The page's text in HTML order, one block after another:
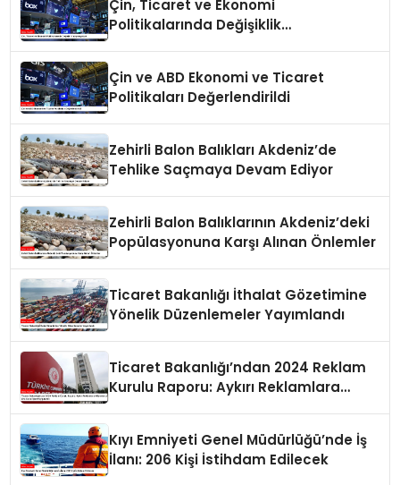
Çin, Ticaret ve Ekonomi
Politikalarında Değişiklik
Çin ve ABD Ekonomi ve Ticaret
Politikaları Değerlendirildi
Zehirli Balon Balıkları Akdeniz’de
Tehlike Saçmaya Devam Ediyor
Zehirli Balon Balıklarının Akdeniz’deki
Popülasyonuna Karşı Alınan Önlemler
Ticaret Bakanlığı İthalat Gözetimine
Yönelik Düzenlemeler Yayımlandı
Ticaret Bakanlığı’ndan 2024 Reklam
Kurulu Raporu: Aykırı Reklamlara
Kıyı Emniyeti Genel Müdürlüğü’nde İş
İlanı: 206 Kişi İstihdam Edilecek